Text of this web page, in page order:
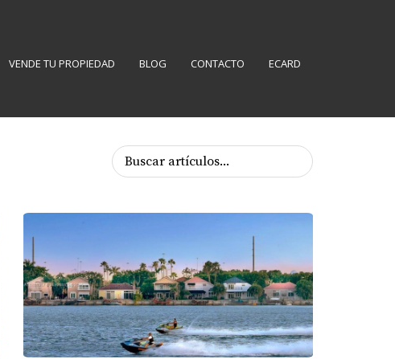
VENDE TU PROPIEDAD BLOG CONTACTO ECARD